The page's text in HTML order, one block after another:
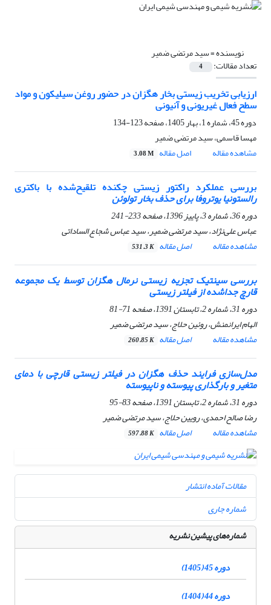
نویسنده =سید مرتضی ضمیر
تعداد مقالات: 4
ارزیابی تخریب زیستی بخار هگزان در حضور روغن سیلیکون و مواد
سطح فعال غیریونی و آنیونی
دوره 45، شماره 1، بهار 1405، صفحه
123-134
مهسا قاسمی، سید مرتضی ضمیر
مشاهده مقاله
اصل مقاله 3.08 M
بررسی عملکرد راکتور زیستی چکنده تلقیح‌شده با باکتری
رالستونیا یوتروفابرای حذف بخار تولوئن
دوره 36، شماره 3، پاییز 1396، صفحه
233-241
عباس علی‌نژاد، سید مرتضی ضمیر، سید عباس شجاع الساداتی
مشاهده مقاله
اصل مقاله 531.3 K
بررسی سینتیک تجزیه زیستی نرمال هگزان توسط یک مجموعه
قارچ جداشده از فیلتر زیستی
دوره 31، شماره 2، تابستان 1391، صفحه
71-81
الهام ایرانمنش، روئین حلاج، سید مرتضی ضمیر
مشاهده مقاله
اصل مقاله 260.85 K
مدل‌سازی فرایند حذف هگزان در فیلتر زیستی قارچی با دمای
متغیر و بارگذاری پیوسته و ناپیوسته
دوره 31، شماره 2، تابستان 1391، صفحه
83-95
رضا صالح احمدی، رویین حلاج، سید مرتضی ضمیر
مشاهده مقاله
اصل مقاله 597.88 K
مقالات آماده انتشار
شماره جاری
شماره‌های پیشین نشریه
دوره 45 (1405)
دوره 44 (1404)